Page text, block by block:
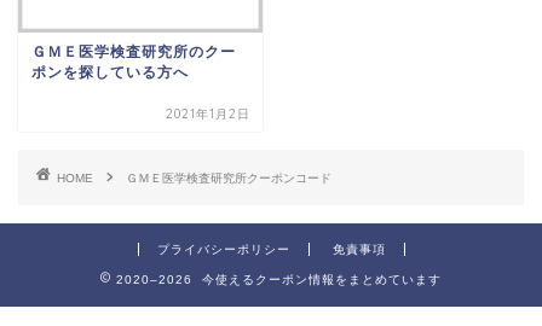
ＧＭＥ医学検査研究所のクー
ポンを探している方へ
2021年1月2日
HOME ＧＭＥ医学検査研究所クーポンコード
プライバシーポリシー 免責事項
2020–2026 今使えるクーポン情報をまとめています